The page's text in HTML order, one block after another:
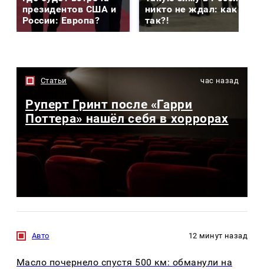
президентов США и
России: Европа?
никто не ждал: как
так?!
Статьи час назад
Руперт Гринт после «Гарри
Поттера» нашёл себя в хоррорах
Авто 12 минут назад
Масло почернело спустя 500 км: обманули на